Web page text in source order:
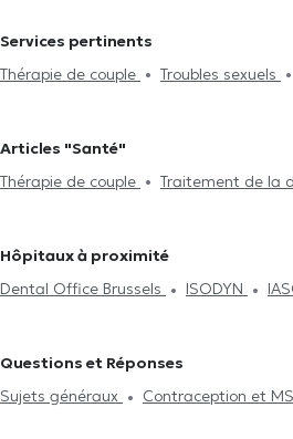
Sexologues à Schaerbeek
Sexologues à Saint-Josse-Ten-Noode
Sexologues à Wavre
Services pertinents
Thérapie de couple
Troubles sexuels
Articles "Santé"
Thérapie de couple
Traitement de la
Hôpitaux à proximité
Dental Office Brussels
ISODYN
Centre Ocadia
Hälsa Medical Health
Centre Mimosa Bruxelles Louise
Questions et Réponses
Sujets généraux
Contraception et